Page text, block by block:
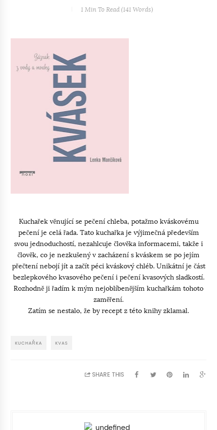
1 MinTo Read (141 Words)
Kuchařek věnující se pečení chleba, potažmo kváskovému
pečení je celá řada. Tato kuchařka je výjimečná především
svou jednoduchostí, nezahlcuje člověka informacemi, takže i
člověk, co je nezkušený v zacházení s kváskem se po jejím
přečtení nebojí jít a začít péci kváskový chléb. Unikátní je část
bezlepkového kvasového pečení i pečení kvasových sladkostí.
Rozhodně ji řadím k mým nejoblíbenějším kuchařkám tohoto
zaměření.
Zatím se nestalo, že by recept z této knihy zklamal.
KUCHAŘKA KVAS
SHARE THIS